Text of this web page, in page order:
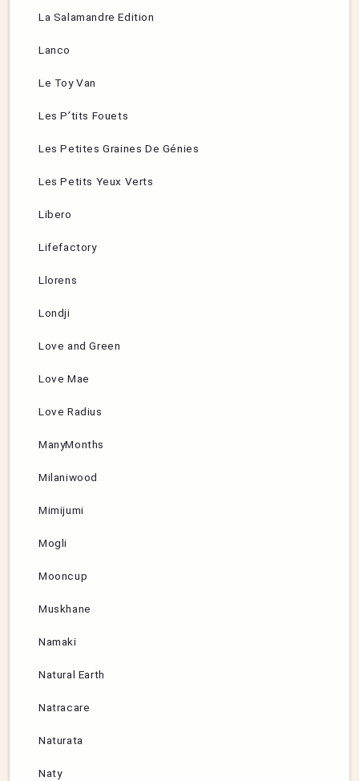
La Salamandre Edition
Lanco
Le Toy Van
Les P’tits Fouets
Les Petites Graines De Génies
Les Petits Yeux Verts
Libero
Lifefactory
Llorens
Londji
Love and Green
Love Mae
Love Radius
ManyMonths
Milaniwood
Mimijumi
Mogli
Mooncup
Muskhane
Namaki
Natural Earth
Natracare
Naturata
Naty